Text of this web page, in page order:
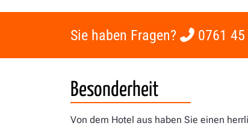
Sie haben Fragen? 0761
Besonderheit
Von dem Hotel aus haben Sie einen